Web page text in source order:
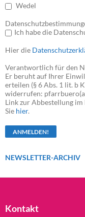
Wedel
Ich habe die
Hier die
Verantwortlich für den
Er beruht auf Ihrer
erteilen (§ 6 Abs. 1 lit. b
widerrufen:
Link zur Abbestellung
Sie hier.
NEWSLETTER-ARCHIV
Kontakt